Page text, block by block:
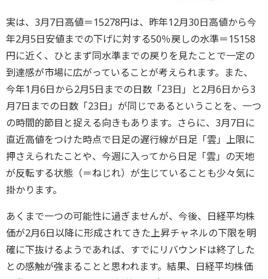
実は、3月7日高値＝15278円は、昨年12月30日高値から今
年2月5日安値までの下げに対する50％戻しの水準＝15158
円に近く、ひとまず同水準までの戻りを見たことで一定の
到達感が市場に広がっていることが考えられます。また、
今年1月6日から2月5日までの日数「23日」と2月6日から3
月7日までの日数「23日」が同じであるということを、一つ
の時間的節目と捉える向きもあります。さらに、3月7日に
直近高値をつけた時点で日足の遅行線が日足「雲」上限に
押さえられたことや、今週に入ってから日足「雲」の天地
が反転する状態（＝ねじれ）が生じていることも少々気に
掛かります。
あくまで一つの可能性に過ぎませんが、今後、日経平均株
価が2月6日以降に形成されてきた上昇チャネルの下限を明
確に下抜けるようであれば、すでにリバウンドは終了した
との感触が強まることと思われます。結果、日経平均株価